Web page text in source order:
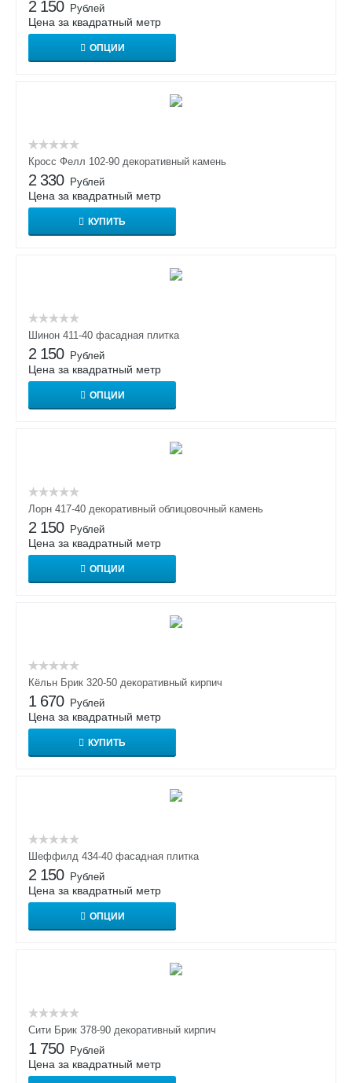
2 150 Рублей
Цена за квадратный метр
ОПЦИИ
Кросс Фелл 102-90 декоративный камень
2 330 Рублей
Цена за квадратный метр
КУПИТЬ
Шинон 411-40 фасадная плитка
2 150 Рублей
Цена за квадратный метр
ОПЦИИ
Лорн 417-40 декоративный облицовочный камень
2 150 Рублей
Цена за квадратный метр
ОПЦИИ
Кёльн Брик 320-50 декоративный кирпич
1 670 Рублей
Цена за квадратный метр
КУПИТЬ
Шеффилд 434-40 фасадная плитка
2 150 Рублей
Цена за квадратный метр
ОПЦИИ
Сити Брик 378-90 декоративный кирпич
1 750 Рублей
Цена за квадратный метр